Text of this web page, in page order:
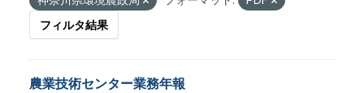
フィルタ結果
農業技術センター業務年報